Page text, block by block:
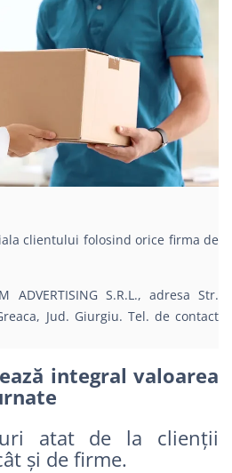
clientului folosind orice firma de
ADVERTISING S.R.L., adresa Str.
Jud. Giurgiu. Tel. de contact
integral valoarea
atat de la clienții
și de firme.